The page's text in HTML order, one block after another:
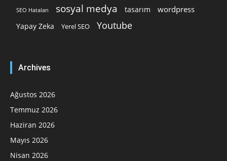
SEO Hataları sosyal medya tasarım wordpress
Yapay Zeka Yerel SEO Youtube
Archives
Ağustos 2026
Temmuz 2026
Haziran 2026
Mayıs 2026
Nisan 2026